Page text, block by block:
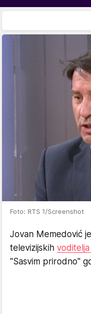
Foto: RTS 1/Screenshot
Jovan Memedović
televizijskih voditelja
"Sasvim prirodno"